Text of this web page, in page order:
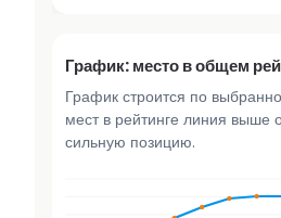
График: место в общем
График строится по
мест в рейтинге линия выше
сильную позицию.